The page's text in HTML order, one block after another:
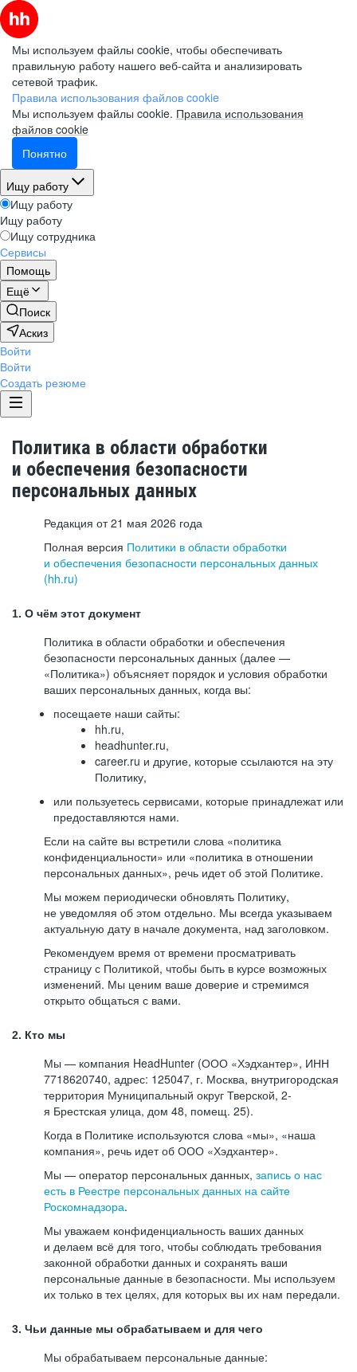
Мы используем файлы cookie, чтобы обеспечивать
правильную работу нашего веб-сайта и анализировать
сетевой трафик.
Правила использования файлов cookie
Мы используем файлы cookie. Правила использования
файлов cookie
Понятно
Ищу работу
Ищу работу
Ищу работу
Ищу сотрудника
Сервисы
Помощь
Ещё
Поиск
Аскиз
Войти
Войти
Создать резюме
Политика в области обработки
и обеспечения безопасности
персональных данных
Редакция от 21 мая 2026 года
Полная версия Политики в области обработки
и обеспечения безопасности персональных данных
(hh.ru)
1. О чём этот документ
Политика в области обработки и обеспечения
безопасности персональных данных (далее —
«Политика») объясняет порядок и условия обработки
ваших персональных данных, когда вы:
посещаете наши сайты:
hh.ru,
headhunter.ru,
career.ru и другие, которые ссылаются на эту
Политику,
или пользуетесь сервисами, которые принадлежат или
предоставляются нами.
Если на сайте вы встретили слова «политика
конфиденциальности» или «политика в отношении
персональных данных», речь идет об этой Политике.
Мы можем периодически обновлять Политику,
не уведомляя об этом отдельно. Мы всегда указываем
актуальную дату в начале документа, над заголовком.
Рекомендуем время от времени просматривать
страницу с Политикой, чтобы быть в курсе возможных
изменений. Мы ценим ваше доверие и стремимся
открыто общаться с вами.
2. Кто мы
Мы — компания HeadHunter (ООО «Хэдхантер», ИНН
7718620740, адрес: 125047, г. Москва, внутригородская
территория Муниципальный округ Тверской, 2-
я Брестская улица, дом 48, помещ. 25).
Когда в Политике используются слова «мы», «наша
компания», речь идет об ООО «Хэдхантер».
Мы — оператор персональных данных, запись о нас
есть в Реестре персональных данных на сайте
Роскомнадзора.
Мы уважаем конфиденциальность ваших данных
и делаем всё для того, чтобы соблюдать требования
законной обработки данных и сохранять ваши
персональные данные в безопасности. Мы используем
их только в тех целях, для которых вы их нам передали.
3. Чьи данные мы обрабатываем и для чего
Мы обрабатываем персональные данные: